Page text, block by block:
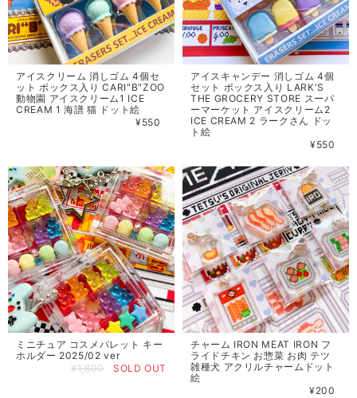
アイスクリーム 消しゴム 4個セ
ット ボックス入り CARI"B"ZOO
動物園 アイスクリーム1 ICE
CREAM 1 海譜 猫 ドット絵
¥550
アイスキャンデー 消しゴム 4個
セット ボックス入り LARK'S
THE GROCERY STORE スーパ
ーマーケット アイスクリーム2
ICE CREAM 2 ラークさん ドッ
ト絵
¥550
ミニチュア コスメパレット キー
ホルダー 2025/02 ver
¥1,800
SOLD OUT
チャーム IRON MEAT IRON フ
ライドチキン お惣菜 お肉 テツ
雑種犬 アクリルチャームドット
絵
¥200